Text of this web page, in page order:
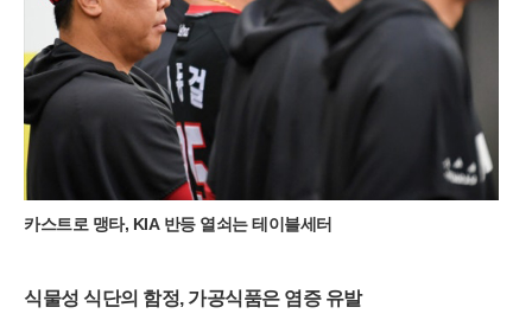
한 경험을 제공한다. 돈으로 환산할 수 없는 대자연의 풍광과 가
족이 함께 나누는 새벽 산행의 기억은 단순한 관광 이상의 가치
를 지닌다. 정선군 여량면 일대의 고즈넉한 분위기와 민둥산의
역동적인 지형이 어우러진 이번 여름 시즌은 억새가 은빛으로 변
하기 전까지 그 싱그러움을 더할 전망이다. 여행객들은 출국 전
복잡한 절차 대신 가벼운 등산화와 카메라를 챙겨 강원도의 깊은
산속으로 향하고 있다.
카스트로 맹타, KIA 반등 열쇠는 테이블세터
식물성 식단의 함정, 가공식품은 염증 유발